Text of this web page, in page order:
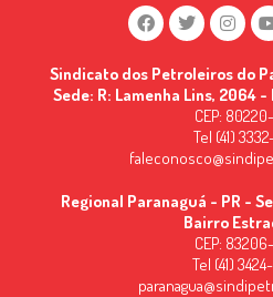
Sindicato dos Petroleiros do
Sede: R: Lamenha Lins, 2064
CEP:
Tel (41)
Regional Paranaguá - PR -
Bairro
CEP:
Tel (41)